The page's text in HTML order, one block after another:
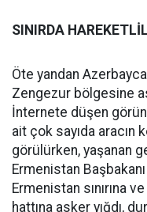
SINIRDA
Öte yandan
Zengezur bölgesine
İnternete düşen
ait çok sayıda aracın
görülürken, yaşanan
Ermenistan
Ermenistan sınırına
hattına asker yığdı,